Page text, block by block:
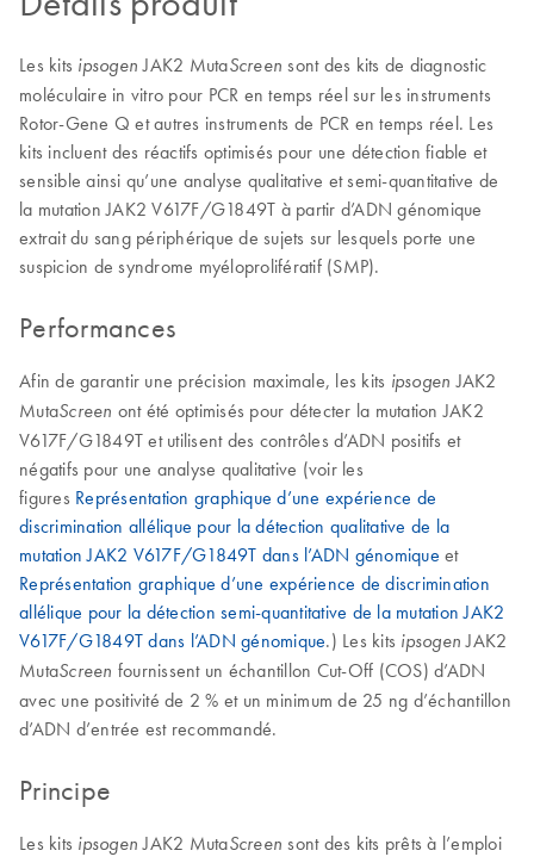
Les kits ipsogen JAK2 MutaScreen sont des kits de diagnostic
moléculaire in vitro pour PCR en temps réel sur les instruments
Rotor-Gene Q et autres instruments de PCR en temps réel. Les
kits incluent des réactifs optimisés pour une détection fiable et
sensible ainsi qu’une analyse qualitative et semi-quantitative de
la mutation JAK2 V617F/G1849T à partir d’ADN génomique
extrait du sang périphérique de sujets sur lesquels porte une
suspicion de syndrome myéloprolifératif (SMP).
Performances
Afin de garantir une précision maximale, les kits ipsogen JAK2
MutaScreen ont été optimisés pour détecter la mutation JAK2
V617F/G1849T et utilisent des contrôles d’ADN positifs et
négatifs pour une analyse qualitative (voir les
figures Représentation graphique d’une expérience de
discrimination allélique pour la détection qualitative de la
mutation JAK2 V617F/G1849T dans l’ADN génomique et
Représentation graphique d’une expérience de discrimination
allélique pour la détection semi-quantitative de la mutation JAK2
V617F/G1849T dans l’ADN génomique.) Les kits ipsogen JAK2
MutaScreen fournissent un échantillon Cut-Off (COS) d’ADN
avec une positivité de 2 % et un minimum de 25 ng d’échantillon
d’ADN d’entrée est recommandé.
Principe
Les kits ipsogen JAK2 MutaScreen sont des kits prêts à l’emploi